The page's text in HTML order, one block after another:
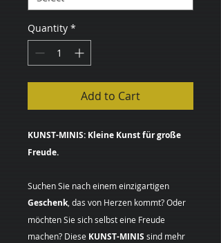
Quantity *
Add to Cart
KUNST-MINIS: Kleine Kunst für große
Freude.
Suchen Sie nach einem einzigartigen
Geschenk , das von Herzen kommt? Oder
möchten Sie sich selbst eine Freude
machen? Diese KUNST-MINIS sind mehr